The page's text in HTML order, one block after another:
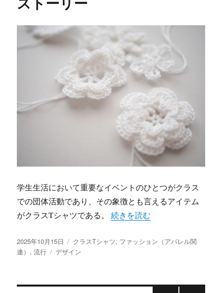
学生生活において重要なイベントのひとつがクラス
での団体活動であり、その象徴とも言えるアイテム
がクラスTシャツである。“クラスTシャツがつなぐ絆と
続きを読む
投
稿
2025年10月15日
カ
テ
クラスTシャツ, ファッション（アパレル関
連） ,流行
タ
デザイン